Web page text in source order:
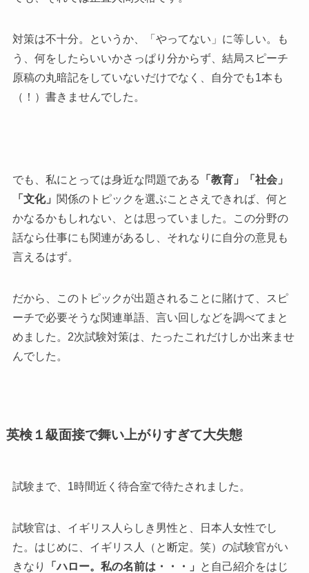
対策は不十分。というか、「やってない」に等しい。も
う、何をしたらいいかさっぱり分からず、結局スピーチ
原稿の丸暗記をしていないだけでなく、自分でも1本も
（！）書きませんでした。
でも、私にとっては身近な問題である
「教育」「社会」
「文化」 関係のトピックを選ぶことさえできれば、何と
かなるかもしれない、とは思っていました。この分野の
話なら仕事にも関連があるし、それなりに自分の意見も
言えるはず。
だから、このトピックが出題されることに賭けて、スピ
ーチで必要そうな関連単語、言い回しなどを調べてまと
めました。2次試験対策は、たったこれだけしか出来ませ
んでした。
英検１級面接で舞い上がりすぎて大失態
試験まで、1時間近く待合室で待たされました。
試験官は、イギリス人らしき男性と、日本人女性でし
た。はじめに、イギリス人（と断定。笑）の試験官がい
きなり
「ハロー。私の名前は・・・」
と自己紹介をはじ